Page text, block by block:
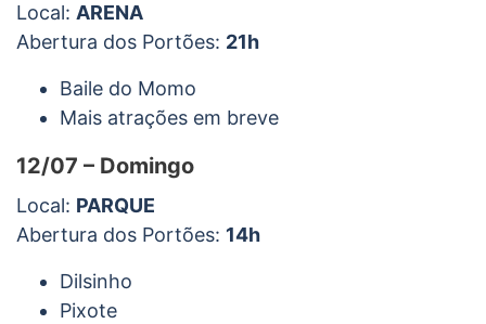
Local: ARENA
Abertura dos Portões: 21h
Baile do Momo
Mais atrações em breve
12/07 – Domingo
Local: PARQUE
Abertura dos Portões: 14h
Dilsinho
Pixote